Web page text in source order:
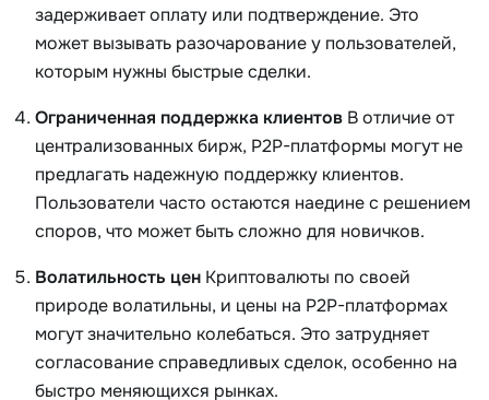
задерживает оплату или подтверждение. Это
может вызывать разочарование у пользователей,
которым нужны быстрые сделки.
Ограниченная поддержка клиентов В отличие от
централизованных бирж, P2P-платформы могут не
предлагать надежную поддержку клиентов.
Пользователи часто остаются наедине с решением
споров, что может быть сложно для новичков.
Волатильность цен Криптовалюты по своей
природе волатильны, и цены на P2P-платформах
могут значительно колебаться. Это затрудняет
согласование справедливых сделок, особенно на
быстро меняющихся рынках.